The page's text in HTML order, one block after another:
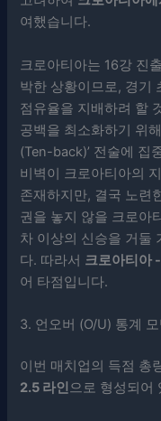
여했습니다.
크로아티아는 16강 진
박한 상황이므로, 경기
점유율을 지배하려 할
공백을 최소화하기 위
(Ten-back)’ 전술에 집
비벽이 크로아티아의
존재하지만, 결국 노련
권을 놓지 않을 크로아
차 이상의 신승을 거둘
다. 따라서 크로아티아
어 타점입니다.
3. 언오버 (O/U) 통계
이번 매치업의 득점 총
2.5 라인으로 형성되어